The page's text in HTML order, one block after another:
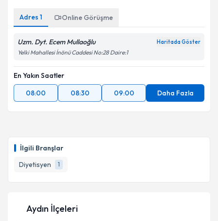
İlgili Branşlar
Diyetisyen
1
Adres 1 Online Görüşme
Uzm. Dyt. Ecem Mullaoğlu Haritada Göster
Yelki Mahallesi İnönü Caddesi No:28 Daire:1
En Yakın Saatler
08:00
08:30 09:00 Daha Fazla
Aydın İlçeleri